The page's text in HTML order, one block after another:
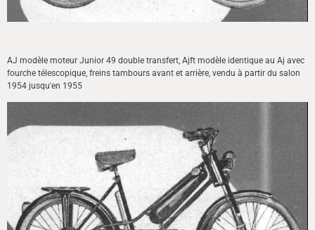
AJ modèle moteur Junior 49 double transfert, Ajft modèle identique au Aj avec
fourche télescopique, freins tambours avant et arrière, vendu à partir du salon
1954 jusqu'en 1955